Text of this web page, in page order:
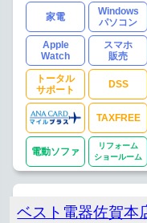
家電
Windows
パソコン
Apple
Watch
スマホ
販売
トータル
サポート
DSS
TAXFREE
電動ソファ
リフォーム
ショールーム
ベスト電器佐賀本